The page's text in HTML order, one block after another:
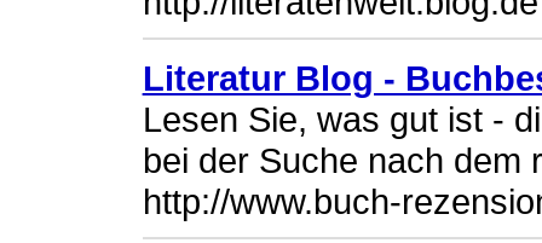
Literatur Blog -
Lesen Sie, was gut ist -
bei der Suche nach dem
http://www.buch-